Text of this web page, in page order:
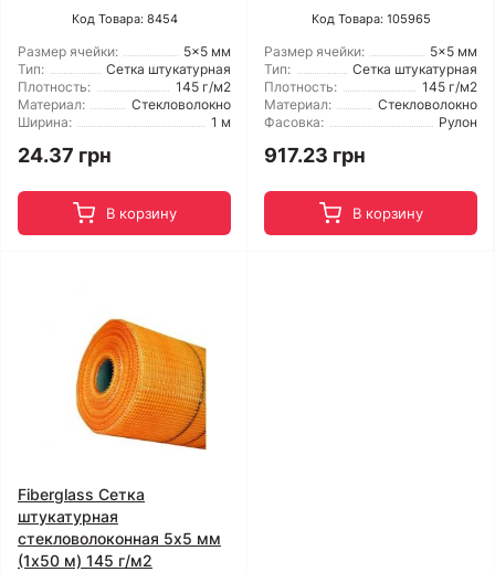
Код Товара: 8454
Размер ячейки:
5x5 мм
Тип:
Сетка штукатурная
Плотность:
145 г/м2
Материал:
Стекловолокно
Ширина:
1 м
24.37 грн
В корзину
Код Товара: 105965
Размер ячейки:
5x5 мм
Тип:
Сетка штукатурная
Плотность:
145 г/м2
Материал:
Стекловолокно
Фасовка:
Рулон
917.23 грн
В корзину
Fiberglass Сетка
штукатурная
стекловолоконная 5x5 мм
(1x50 м) 145 г/м2